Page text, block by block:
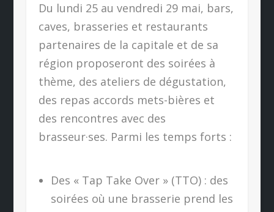
Du lundi 25 au vendredi 29 mai, bars,
caves, brasseries et restaurants
partenaires de la capitale et de sa
région proposeront des soirées à
thème, des ateliers de dégustation,
des repas accords mets-bières et
des rencontres avec des
brasseur·ses. Parmi les temps forts :
Des « Tap Take Over » (TTO) : des
soirées où une brasserie prend les